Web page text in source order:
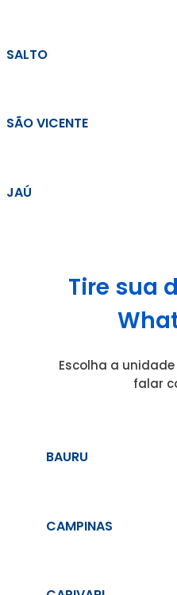
SALTO
SÃO VICENTE
JAÚ
Tire sua
Escolha a
falar
BAURU
CAMPINAS